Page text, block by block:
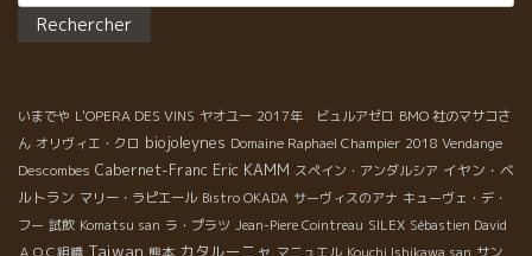
いきたいと考えている若手が多い。 毎年、初リリ－スの新人も何
人かいる。 4) S.A.I.N サン 自然派グループで最も厳しい条件のも
ジル・カトリーヌ・ヴェルジェ、オリヴィエ・クザンなど自然派
のレジェンドな蔵が集まっている。 5) La Dive Bouteille ラ・
ディーヴ・ブテイユ 自然派の組織では最古参のグループ。ワイン
ライターのシルヴィー・オジュローが主催する組織。 ラピエール
醸造など自然派の初期よりやっている蔵が多く、上記の他の組織
に入ってる蔵も重複してこのディーヴ・ブテイユに参加している
いまでや L'OPERA DES VINS ヤオユー 2017年 ビュルアゼロ BMO 社のマサコさ
ん オリヴィエ・クロ biojoleynes Domaine Raphael Champier 2018 Vendange
Descombes Cabernet-Franc Eric KAMM スペイン・アンダルシア イヤン・ベ
ルトラン マリー・ラピエール Bistro OKADA サーヴィスのアナ キューヴェ・デ・
フー 試飲 Komatsu san ラ・プラツ Jean-Piere Cointreau SILEX Sébastien David
ＡＯＣ組織 Taiwan 熊本 カタルーニャ マニュエル Kouchi Ishikawa san サン